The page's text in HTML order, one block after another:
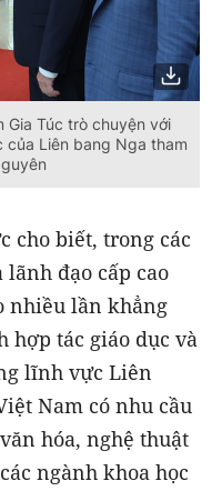
Gia Túc trò chuyện với
Liên bang Nga tham
cho biết, trong các
đạo cấp cao
nhiều lần khẳng
hợp tác giáo dục và
lĩnh vực Liên
Nam có nhu cầu
hóa, nghệ thuật
ngành khoa học